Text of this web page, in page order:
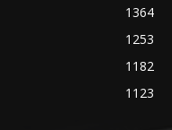
1364
1253
1182
1123